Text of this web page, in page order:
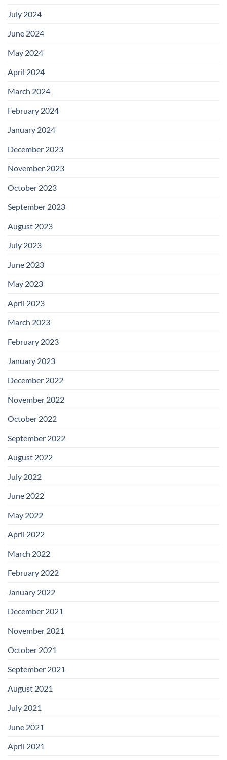
July 2024
June 2024
May 2024
April 2024
March 2024
February 2024
January 2024
December 2023
November 2023
October 2023
September 2023
August 2023
July 2023
June 2023
May 2023
April 2023
March 2023
February 2023
January 2023
December 2022
November 2022
October 2022
September 2022
August 2022
July 2022
June 2022
May 2022
April 2022
March 2022
February 2022
January 2022
December 2021
November 2021
October 2021
September 2021
August 2021
July 2021
June 2021
April 2021